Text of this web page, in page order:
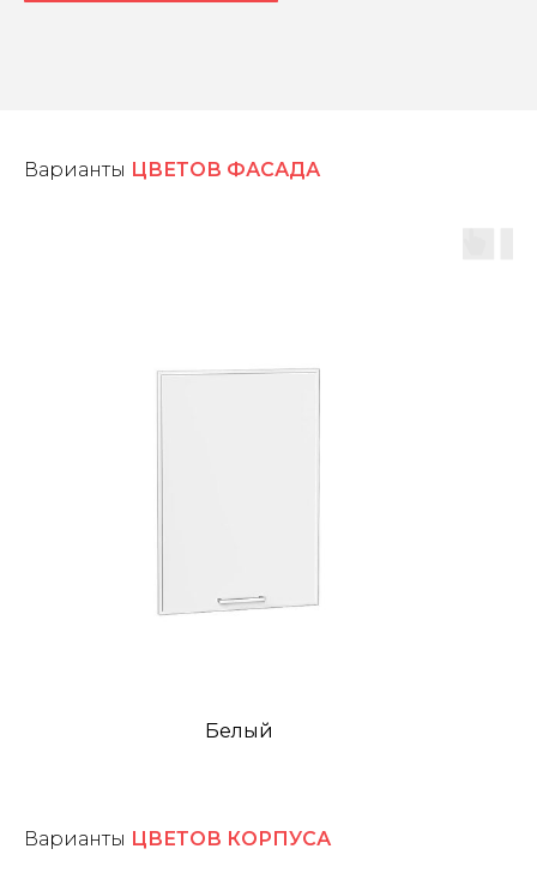
Варианты ЦВЕТОВ ФАСАДА
Белый
Варианты ЦВЕТОВ КОРПУСА